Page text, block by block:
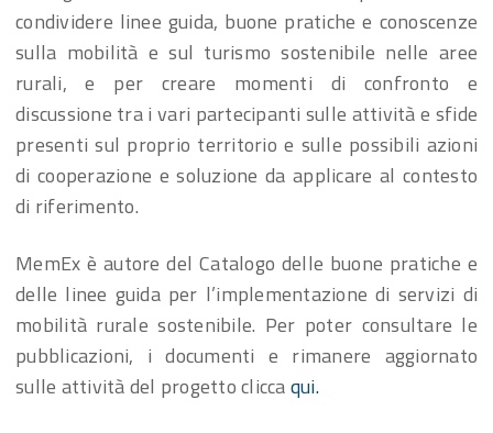
condividere linee guida, buone pratiche e conoscenze
sulla mobilità e sul turismo sostenibile nelle aree
rurali, e per creare momenti di confronto e
discussione tra i vari partecipanti sulle attività e sfide
presenti sul proprio territorio e sulle possibili azioni
di cooperazione e soluzione da applicare al contesto
di riferimento.
MemEx è autore del Catalogo delle buone pratiche e
delle linee guida per l’implementazione di servizi di
mobilità rurale sostenibile. Per poter consultare le
pubblicazioni, i documenti e rimanere aggiornato
sulle attività del progetto cliccaqui.